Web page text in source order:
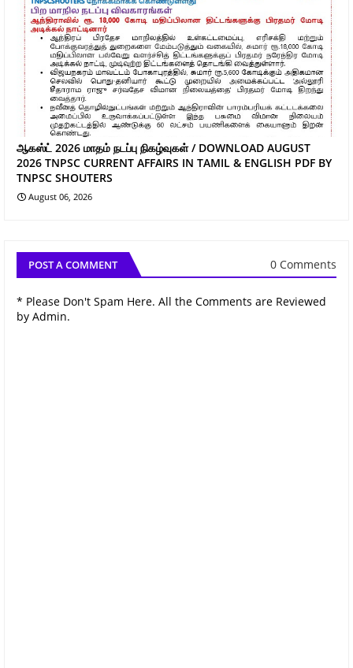
ஆகஸ்ட் 2026 மாதம் நடப்பு நிகழ்வுகள் / DOWNLOAD AUGUST
2026 TNPSC CURRENT AFFAIRS IN TAMIL & ENGLISH PDF BY
TNPSC SHOUTERS
August 06, 2026
POST A COMMENT 0 Comments
* Please Don't Spam Here. All the Comments are Reviewed
by Admin.